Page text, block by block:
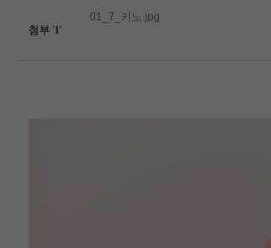
첨부 '1'
01_7_키노.jpg